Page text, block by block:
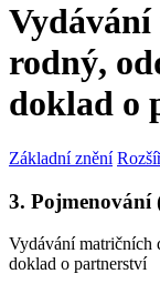
rodný,
doklad o
Základní znění
3. Pojmenování
Vydávání matričních
doklad o partnerství